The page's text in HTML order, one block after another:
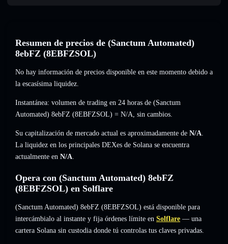
Resumen de precios de (Sanctum Automated)
8ebFZ (8EBFZSOL)
No hay información de precios disponible en este momento debido a
la escasísima liquidez.
Instantánea: volumen de trading en 24 horas de (Sanctum
Automated) 8ebFZ (8EBFZSOL) = N/A, sin cambios.
Su capitalización de mercado actual es aproximadamente de N/A.
La liquidez en los principales DEXes de Solana se encuentra
actualmente en N/A.
Opera con (Sanctum Automated) 8ebFZ
(8EBFZSOL) en Solflare
(Sanctum Automated) 8ebFZ (8EBFZSOL) está disponible para
intercámbialo al instante y fija órdenes límite en Solflare — una
cartera Solana sin custodia donde tú controlas tus claves privadas.